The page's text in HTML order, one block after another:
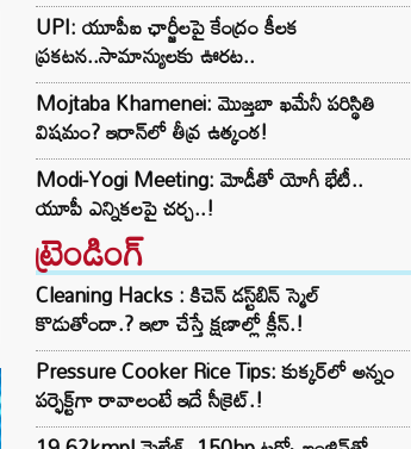
UPI: యూపీఐ ఛార్జీలపై కేంద్రం కీలక
ప్రకటన..సామాన్యులకు ఊరట..
Mojtaba Khamenei: మొజ్తబా ఖమేనీ పరిస్థితి
విషమం? ఇరాన్‌లో తీవ్ర ఉత్కంఠ!
Modi-Yogi Meeting: మోడీతో యోగీ భేటీ..
యూపీ ఎన్నికలపై చర్చ..!
ట్రెండింగ్‌
Cleaning Hacks : కిచెన్ డస్ట్‌బిన్ స్మెల్
కొడుతోందా.? ఇలా చేస్తే క్షణాల్లో క్లీన్.!
Pressure Cooker Rice Tips: కుక్కర్‌లో అన్నం
పర్ఫెక్ట్‌గా రావాలంటే ఇదే సీక్రెట్.!